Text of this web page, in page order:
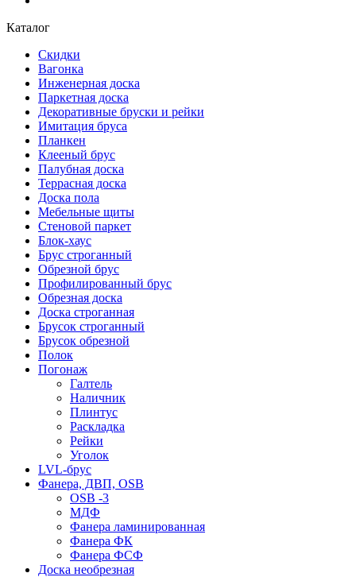
Каталог
Скидки
Вагонка
Инженерная доска
Паркетная доска
Декоративные бруски и рейки
Имитация бруса
Планкен
Клееный брус
Палубная доска
Террасная доска
Доска пола
Мебельные щиты
Стеновой паркет
Блок-хаус
Брус строганный
Обрезной брус
Профилированный брус
Обрезная доска
Доска строганная
Брусок строганный
Брусок обрезной
Полок
Погонаж
Галтель
Наличник
Плинтус
Раскладка
Рейки
Уголок
LVL-брус
Фанера, ДВП, OSB
OSB -3
МДФ
Фанера ламинированная
Фанера ФК
Фанера ФСФ
Доска необрезная